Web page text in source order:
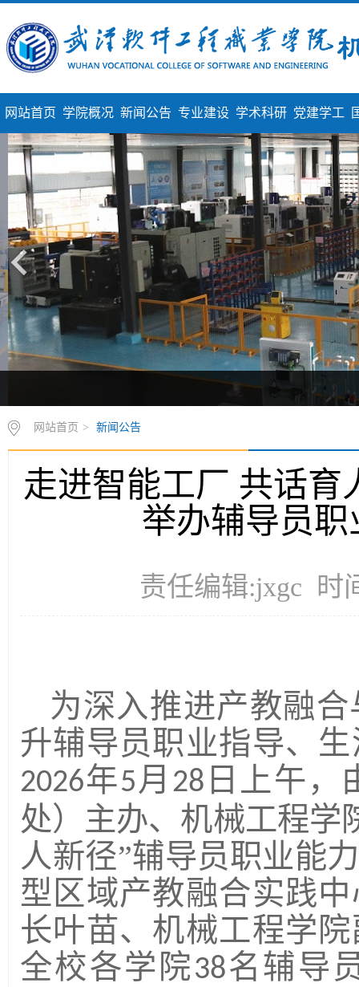
网站首页 学院概况 新闻公告 专业建设 学术科研 党建学工
网站首页 > 新闻公告
走进智能工厂 共话育
举办辅导员
责任编辑:jxgc 时
为深入推进产教融
升辅导员职业指导、
2026年5月 28 日上午，
处）主办、 机械工程学
人新径”辅导员职业能
型区域产教融合实践
长叶苗、机械工程学
全校各学院38名 辅导